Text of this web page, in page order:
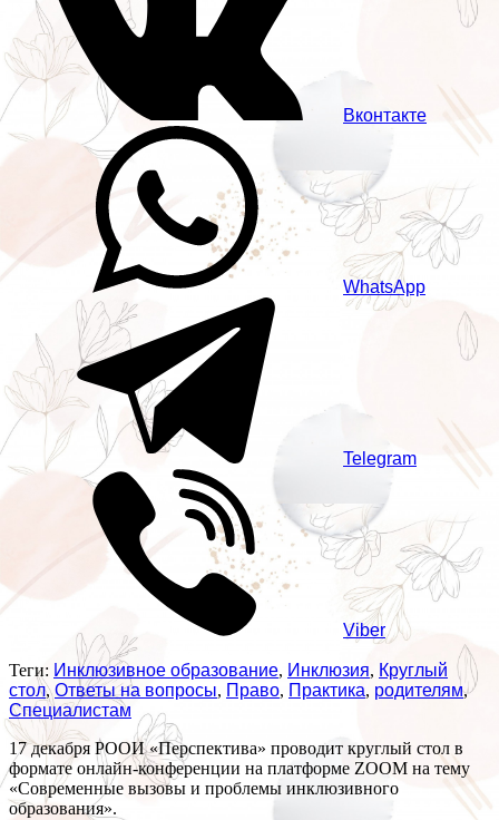
Вконтакте
WhatsApp
Telegram
Viber
Теги: Инклюзивное образование, Инклюзия, Круглый
стол,Ответы на вопросы, Право, Практика, родителям,
Специалистам
17 декабря РООИ «Перспектива» проводит круглый стол в
формате онлайн-конференции на платформе ZOOM на тему
«Современные вызовы и проблемы инклюзивного
образования».